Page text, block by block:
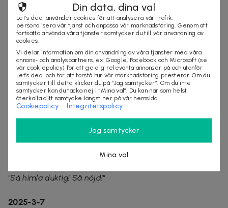
uppge Let´s deal-kod
Dealen gäller alla nya kunder till Aseel R&L Clinic
1 deal per person, köp gärna fler att ge bort
Av-/ombokning senast 24 timmar innan avtalad
tid
⭐ Kundrecensioner
2025-4-21
★★★★☆
"Mycket nöjd med lash lift hos Aseel R&L clinic i
"Så himla duktig! Så nöjd!"
2025-3-7
Din data, dina val
Let’s deal använder cookies för att analysera vår trafik,
personalisera vår tjänst och anpassa vår marknadsföring. Genom att
fortsätta använda våra tjänster samtycker du till vår användning av
cookies.
Vi delar information om din användning av våra tjänster med våra
annons- och analyspartners, ex. Google, Facebook och Microsoft (se
vår cookiepolicy) för att ge dig relevanta annonser på och utanför
Let’s deal och för att förstå hur vår marknadsföring presterar. Om du
samtycker till detta klickar du på “Jag samtycker”. Om du inte
samtycker kan du tacka nej i “Mina val”. Du kan när som helst
återkalla ditt samtycke längst ner på vår hemsida.
Cookiepolicy Integritetspolicy
Jag samtycker
Mina val